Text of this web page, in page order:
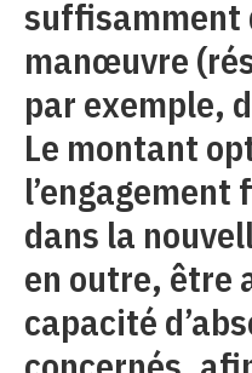
suffisamment
manœuvre
par exemple,
Le montant
dans la
en outre, être
capacité